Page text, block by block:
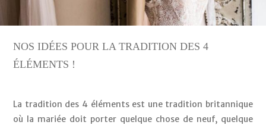
NOS IDÉES POUR LA TRADITION DES 4
ÉLÉMENTS !
La tradition des 4 éléments est une tradition britannique
où la mariée doit porter quelque chose de neuf, quelque